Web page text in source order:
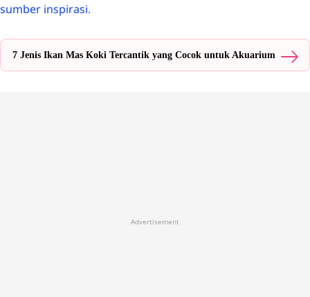
sumber inspirasi.
7 Jenis Ikan Mas Koki Tercantik yang Cocok untuk Akuarium
Advertisement